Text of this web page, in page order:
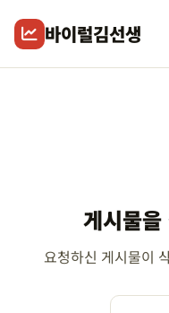
바이럴김선생
게시물
요청하신 게시물이